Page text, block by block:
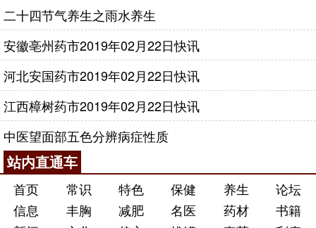
二十四节气养生之雨水养生
安徽亳州药市2019年02月22日快讯
河北安国药市2019年02月22日快讯
江西樟树药市2019年02月22日快讯
中医望面部五色分辨病症性质
站内直通车
首页 常识 特色 保健 养生
论坛
信息
丰胸 减肥 名医 药材
书籍